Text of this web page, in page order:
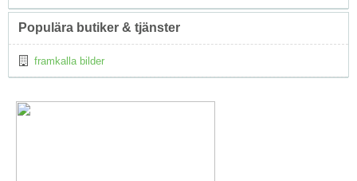
Populära butiker & tjänster
framkalla bilder